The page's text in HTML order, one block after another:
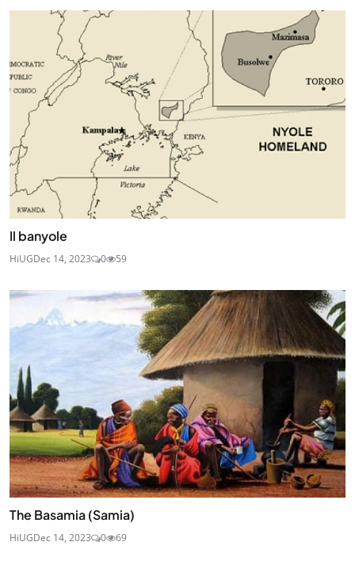
Il banyole
HiUGDec 14, 2023 0 59
The Basamia (Samia)
HiUGDec 14, 2023 0 69